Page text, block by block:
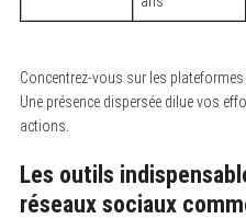
Concentrez-vous sur les
Une présence dispersée dilue vos
actions.
Les outils
réseaux sociaux
r
c
h